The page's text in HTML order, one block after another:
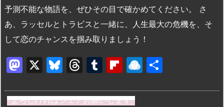
予測不能な物語を、ぜひその目で確かめてください。 さ
あ、ラッセルとトラビスと一緒に、人生最大の危機を、そ
して恋のチャンスを掴み取りましょう！
M
st
X
Bl
e
T
e
T
m
Fl
b
R
n
よろしければシェアお願いします